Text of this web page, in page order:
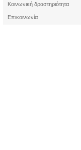
Κοινωνική δραστηριότητα
Επικοινωνία